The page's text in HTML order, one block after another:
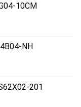
₫.
10CM
NH
201